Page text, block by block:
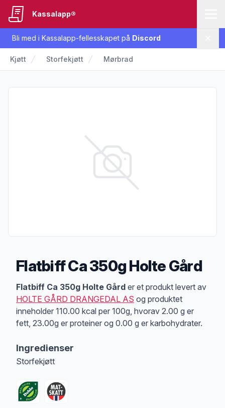
Bli med i Kassalapp-fellesskapet på Discord
Kassalapp®
Kjøtt Storfekjøtt Mørbrad
Flatbiff Ca 350g Holte Gård
Produktbeskrivelse
Flatbiff Ca 350g Holte Gård er et produkt levert av
HOLTE GÅRD DRANGEDAL AS og produktet
inneholder 110.00 kcal per 100g, hvorav 2.00 g er
fett, 23.00g er proteiner og 0.00 g er karbohydrater.
Ingredienser
Storfekjøtt